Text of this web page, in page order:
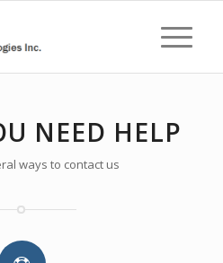
NEED HELP
ways to contact us